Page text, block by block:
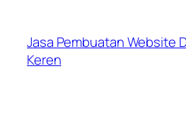
konten
Jasa Pembuatan Website
Keren